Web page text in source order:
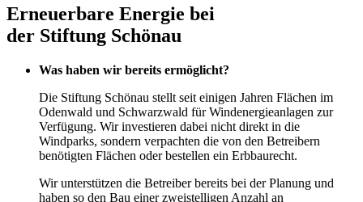
Erneuerbare Energie bei
der Stiftung Schönau
Was haben wir bereits ermöglicht?
Die Stiftung Schönau stellt seit einigen Jahren Flächen im
Odenwald und Schwarzwald für Windenergieanlagen zur
Verfügung. Wir investieren dabei nicht direkt in die
Windparks, sondern verpachten die von den Betreibern
benötigten Flächen oder bestellen ein Erbbaurecht.
Wir unterstützen die Betreiber bereits bei der Planung und
haben so den Bau einer zweistelligen Anzahl an